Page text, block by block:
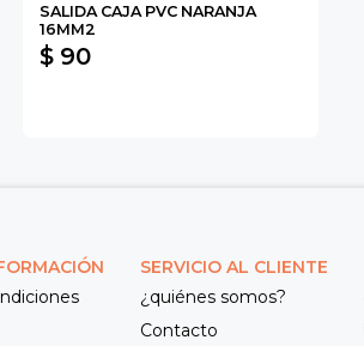
SALIDA CAJA PVC NARANJA
16MM2
$ 90
SERVICIO AL CLIENTE
¿quiénes somos?
Contacto